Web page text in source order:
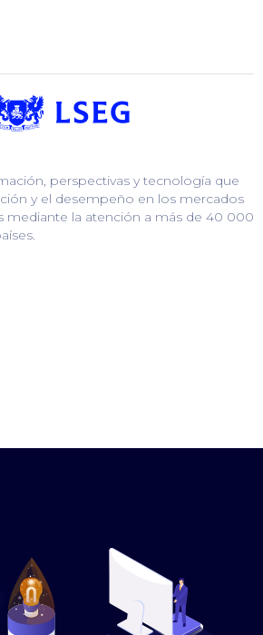
perspectivas y tecnología que
y el desempeño en los mercados
mediante la atención a más de 40 000